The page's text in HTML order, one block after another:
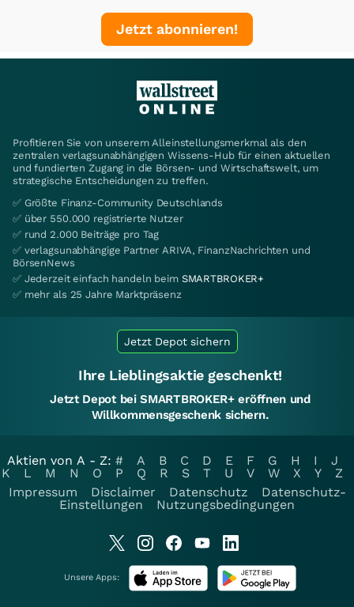
Jetzt abonnieren!
Profitieren Sie von unserem Alleinstellungsmerkmal als den
zentralen verlagsunabhängigen Wissens-Hub für einen aktuellen
und fundierten Zugang in die Börsen- und Wirtschaftswelt, um
strategische Entscheidungen zu treffen.
✅ Größte Finanz-Community Deutschlands
✅ über 550.000 registrierte Nutzer
✅ rund 2.000 Beiträge pro Tag
✅ verlagsunabhängige Partner ARIVA, FinanzNachrichten und
BörsenNews
✅ Jederzeit einfach handeln beim SMARTBROKER+
✅ mehr als 25 Jahre Marktpräsenz
Jetzt Depot sichern
Ihre Lieblingsaktie geschenkt!
Jetzt Depot bei SMARTBROKER+ eröffnen und
Willkommensgeschenk sichern.
Aktien von A - Z: # A B C D E F G H I
J
K
L M N O P Q R S T U V W X Y
Z
Impressum
Disclaimer Datenschutz
Datenschutz-
Einstellungen
Nutzungsbedingungen
Unsere Apps: